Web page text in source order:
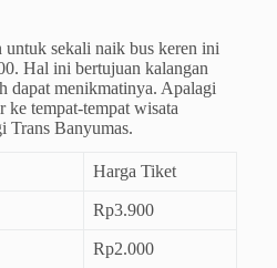
sekali naik bus keren ini
Hal ini bertujuan kalangan
dapat menikmatinya. Apalagi
ke tempat-tempat wisata
Trans Banyumas.
Harga Tiket
Rp3.900
Rp2.000